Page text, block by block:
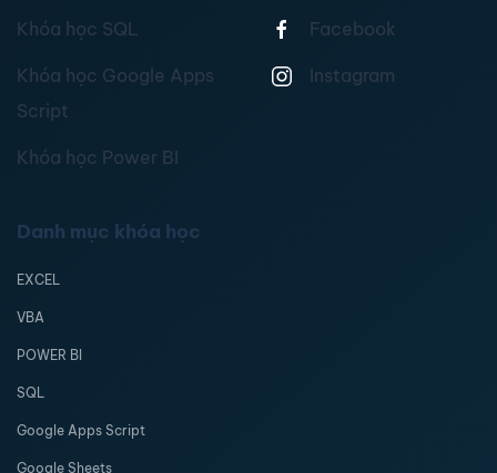
Khóa học SQL
Khóa học Google Apps
Script
Khóa học Power BI
Facebook
Instagram
Danh mục khóa học
EXCEL
VBA
POWER BI
SQL
Google Apps Script
Google Sheets